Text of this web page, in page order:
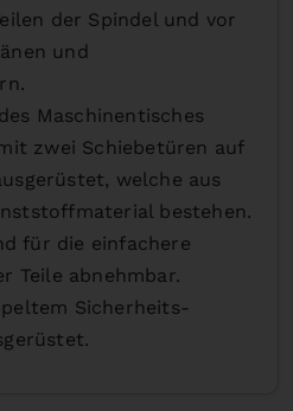
der Spindel und vor
und
Maschinentisches
zwei Schiebetüren auf
welche aus
bestehen.
für die einfachere
Teile abnehmbar.
Sicherheits-